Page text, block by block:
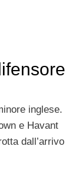
inglese.
e Havant
dall’arrivo